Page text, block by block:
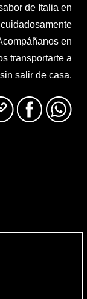
de Italia en
en
transportarte a
salir de casa.